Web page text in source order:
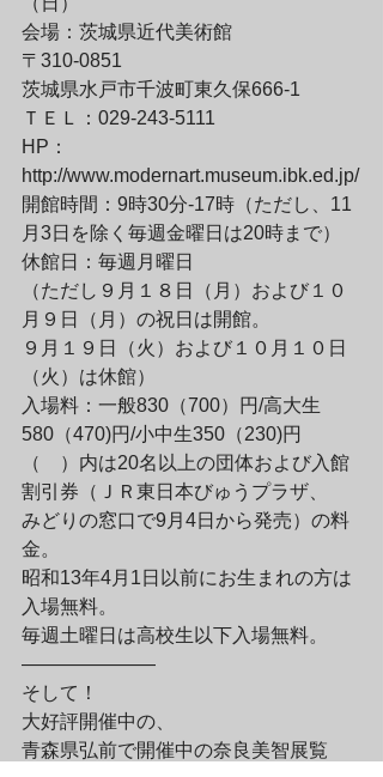
会場：茨城県近代美術館
〒310-0851
茨城県水戸市千波町東久保666-1
ＴＥＬ：029-243-5111
HP：
http://www.modernart.museum.ibk.ed.jp/
開館時間：9時30分-17時（ただし、11
月3日を除く毎週金曜日は20時まで）
休館日：毎週月曜日
（ただし９月１８日（月）および１０
月９日（月）の祝日は開館。
９月１９日（火）および１０月１０日
（火）は休館）
入場料：一般830（700）円/高大生
580（470)円/小中生350（230)円
（　）内は20名以上の団体および入館
割引券（ＪＲ東日本びゅうプラザ、
みどりの窓口で9月4日から発売）の料
金。
昭和13年4月1日以前にお生まれの方は
入場無料。
毎週土曜日は高校生以下入場無料。
———————
そして！
大好評開催中の、
青森県弘前で開催中の奈良美智展覧